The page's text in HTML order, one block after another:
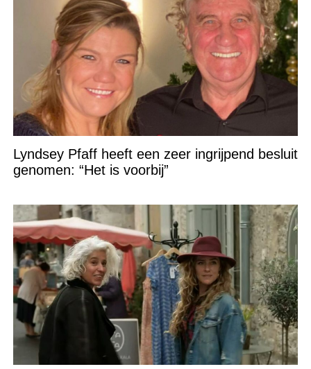
Lyndsey Pfaff heeft een zeer ingrijpend besluit
genomen: “Het is voorbij”